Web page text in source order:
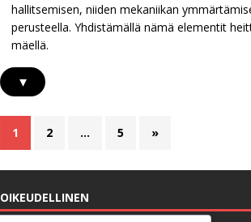
hallitsemisen, niiden mekaniikan
perusteella. Yhdistämällä nämä elementit
mäellä.
▾
1 2 … 5 »
OIKEUDELLINEN